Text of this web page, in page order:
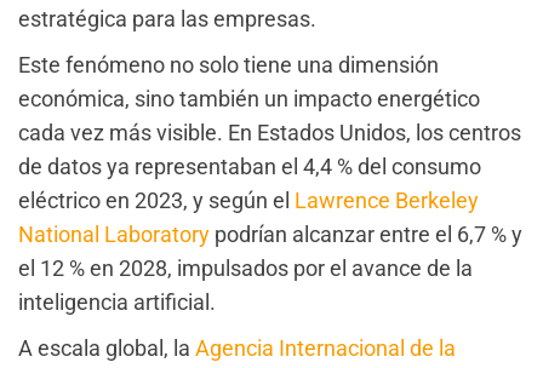
estratégica para las empresas.
Este fenómeno no solo tiene una dimensión
económica, sino también un impacto energético
cada vez más visible. En Estados Unidos, los centros
de datos ya representaban el 4,4 % del consumo
eléctrico en 2023, y según el Lawrence Berkeley
National Laboratory podrían alcanzar entre el 6,7 % y
el 12 % en 2028, impulsados por el avance de la
inteligencia artificial.
A escala global, la Agencia Internacional de la